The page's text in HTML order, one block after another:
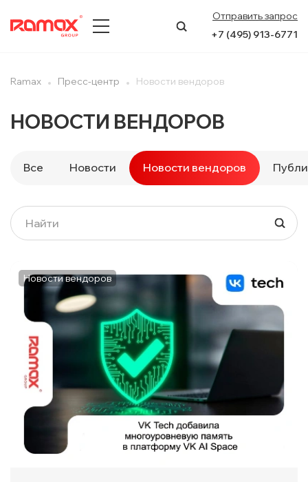
Отправить запрос
+7 (495) 913-6771
УСЛУГИ
КЕЙСЫ
Ramax Пресс-центр Новости вендоров
НОВОСТИ ВЕНДОРОВ
Все Новости Новости вендоров
Новости вендоров